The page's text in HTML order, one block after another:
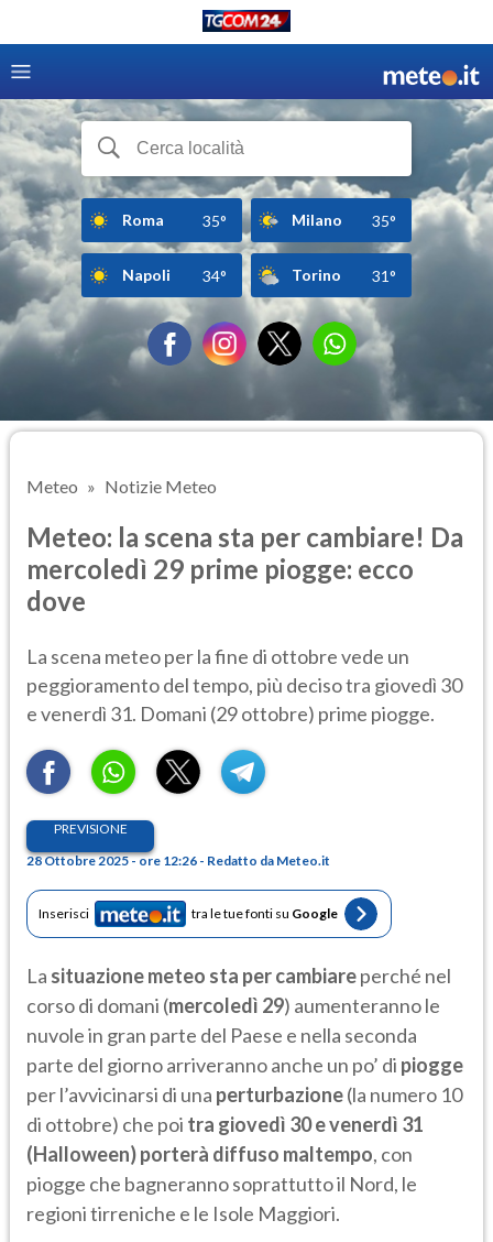
Roma 35° Milano 35°
Napoli 34° Torino 31°
Meteo Notizie Meteo
Meteo: la scena sta per cambiare! Da
mercoledì 29 prime piogge: ecco
dove
La scena meteo per la fine di ottobre vede un
peggioramento del tempo, più deciso tra giovedì 30
e venerdì 31. Domani (29 ottobre) prime piogge.
PREVISIONE
28 Ottobre 2025 - ore 12:26 - Redatto da Meteo.it
Inserisci tra le tue fonti su Google
La situazione meteo sta per cambiareperché nel
corso di domani (mercoledì 29) aumenteranno le
nuvole in gran parte del Paese e nella seconda
parte del giorno arriveranno anche un po’ di piogge
per l’avvicinarsi di una perturbazione(la numero 10
di ottobre) che poi tra giovedì 30 e venerdì 31
(Halloween) porterà diffuso maltempo, con
piogge che bagneranno soprattutto il Nord, le
regioni tirreniche e le Isole Maggiori.